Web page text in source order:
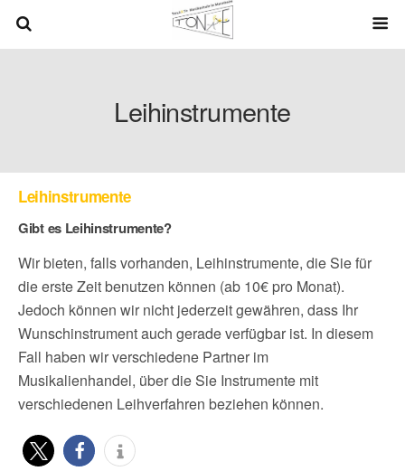
Leihinstrumente
Leihinstrumente
Gibt es Leihinstrumente?
Wir bieten, falls vorhanden, Leihinstrumente, die Sie für
die erste Zeit benutzen können (ab 10€ pro Monat).
Jedoch können wir nicht jederzeit gewähren, dass Ihr
Wunschinstrument auch gerade verfügbar ist. In diesem
Fall haben wir verschiedene Partner im
Musikalienhandel, über die Sie Instrumente mit
verschiedenen Leihverfahren beziehen können.